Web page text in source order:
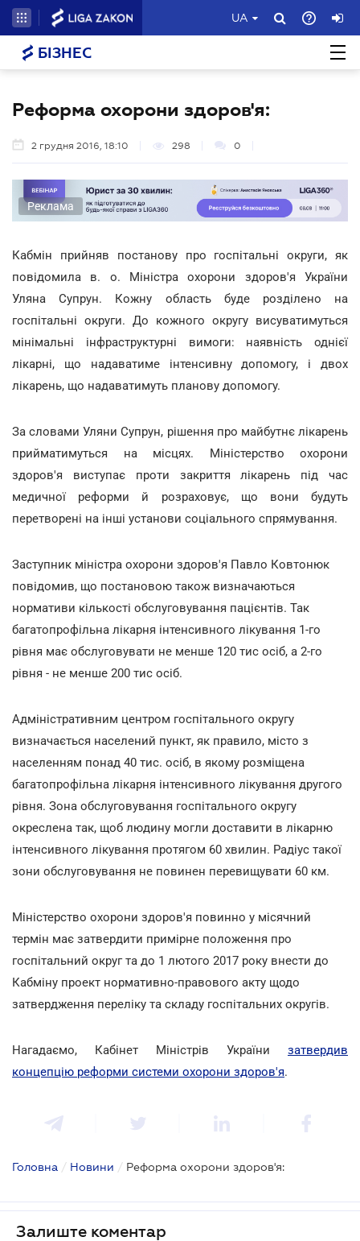
UA
БІЗНЕС
Реформа охорони здоров'я:
2 грудня 2016, 18:10 298 0
Реклама
Кабмін прийняв постанову про госпітальні округи, як
повідомила в. о. Міністра охорони здоров'я України
Уляна Супрун. Кожну область буде розділено на
госпітальні округи. До кожного округу висуватимуться
мінімальні інфраструктурні вимоги: наявність однієї
лікарні, що надаватиме інтенсивну допомогу, і двох
лікарень, що надаватимуть планову допомогу.
За словами Уляни Супрун, рішення про майбутнє лікарень
прийматимуться на місцях. Міністерство охорони
здоров'я виступає проти закриття лікарень під час
медичної реформи й розраховує, що вони будуть
перетворені на інші установи соціального спрямування.
Заступник міністра охорони здоров'я Павло Ковтонюк
повідомив, що постановою також визначаються
нормативи кількості обслуговування пацієнтів. Так
багатопрофільна лікарня інтенсивного лікування 1-го
рівня має обслуговувати не менше 120 тис осіб, а 2-го
рівня - не менше 200 тис осіб.
Адміністративним центром госпітального округу
визначається населений пункт, як правило, місто з
населенням понад 40 тис. осіб, в якому розміщена
багатопрофільна лікарня інтенсивного лікування другого
рівня. Зона обслуговування госпітального округу
окреслена так, щоб людину могли доставити в лікарню
інтенсивного лікування протягом 60 хвилин. Радіус такої
зони обслуговування не повинен перевищувати 60 км.
Міністерство охорони здоров'я повинно у місячний
термін має затвердити примірне положення про
госпітальний округ та до 1 лютого 2017 року внести до
Кабміну проект нормативно-правового акту щодо
затвердження переліку та складу госпітальних округів.
Нагадаємо, Кабінет Міністрів України затвердив
концепцію реформи системи охорони здоров'я.
Головна / Новини / Реформа охорони здоров'я:
Залиште коментар